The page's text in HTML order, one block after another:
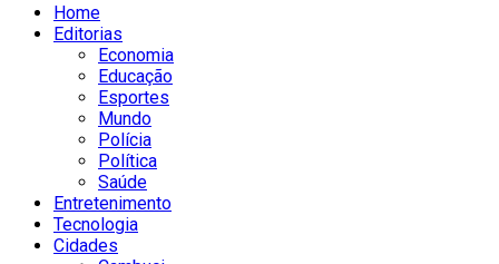
Home
Editorias
Economia
Educação
Esportes
Mundo
Polícia
Política
Saúde
Entretenimento
Tecnologia
Cidades